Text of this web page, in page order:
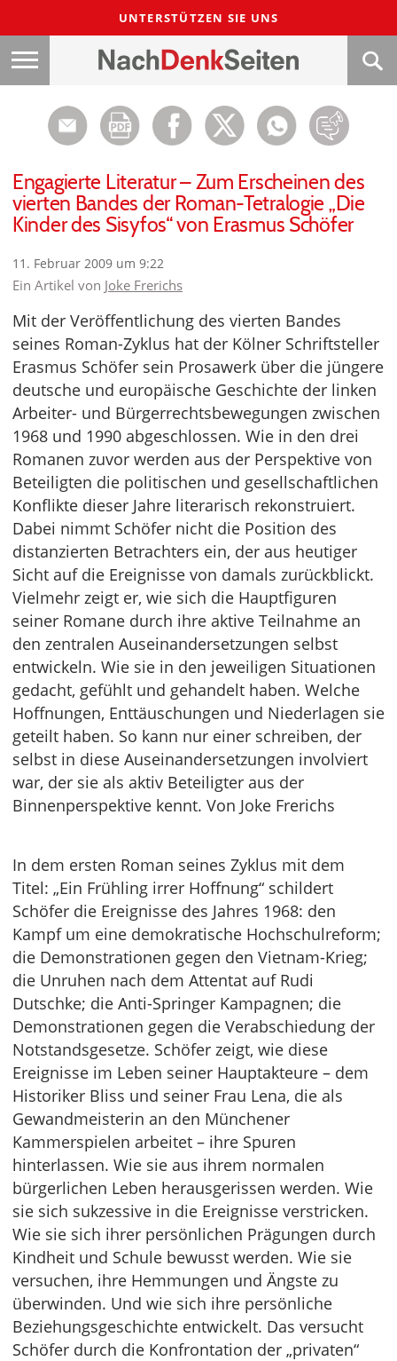
UNTERSTÜTZEN SIE UNS
Engagierte Literatur – Zum Erscheinen des
vierten Bandes der Roman-Tetralogie „Die
Kinder des Sisyfos“ von Erasmus Schöfer
11. Februar 2009 um 9:22
Ein Artikel von Joke Frerichs
Mit der Veröffentlichung des vierten Bandes
seines Roman-Zyklus hat der Kölner Schriftsteller
Erasmus Schöfer sein Prosawerk über die jüngere
deutsche und europäische Geschichte der linken
Arbeiter- und Bürgerrechtsbewegungen zwischen
1968 und 1990 abgeschlossen. Wie in den drei
Romanen zuvor werden aus der Perspektive von
Beteiligten die politischen und gesellschaftlichen
Konflikte dieser Jahre literarisch rekonstruiert.
Dabei nimmt Schöfer nicht die Position des
distanzierten Betrachters ein, der aus heutiger
Sicht auf die Ereignisse von damals zurückblickt.
Vielmehr zeigt er, wie sich die Hauptfiguren
seiner Romane durch ihre aktive Teilnahme an
den zentralen Auseinandersetzungen selbst
entwickeln. Wie sie in den jeweiligen Situationen
gedacht, gefühlt und gehandelt haben. Welche
Hoffnungen, Enttäuschungen und Niederlagen sie
geteilt haben. So kann nur einer schreiben, der
selbst in diese Auseinandersetzungen involviert
war, der sie als aktiv Beteiligter aus der
Binnenperspektive kennt. Von Joke Frerichs
In dem ersten Roman seines Zyklus mit dem
Titel: „Ein Frühling irrer Hoffnung“ schildert
Schöfer die Ereignisse des Jahres 1968: den
Kampf um eine demokratische Hochschulreform;
die Demonstrationen gegen den Vietnam-Krieg;
die Unruhen nach dem Attentat auf Rudi
Dutschke; die Anti-Springer Kampagnen; die
Demonstrationen gegen die Verabschiedung der
Notstandsgesetze. Schöfer zeigt, wie diese
Ereignisse im Leben seiner Hauptakteure – dem
Historiker Bliss und seiner Frau Lena, die als
Gewandmeisterin an den Münchener
Kammerspielen arbeitet – ihre Spuren
hinterlassen. Wie sie aus ihrem normalen
bürgerlichen Leben herausgerissen werden. Wie
sie sich sukzessive in die Ereignisse verstricken.
Wie sie sich ihrer persönlichen Prägungen durch
Kindheit und Schule bewusst werden. Wie sie
versuchen, ihre Hemmungen und Ängste zu
überwinden. Und wie sich ihre persönliche
Beziehungsgeschichte entwickelt. Das versucht
Schöfer durch die Konfrontation der „privaten“